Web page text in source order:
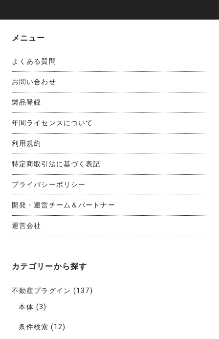
メニュー
よくある質問
お問い合わせ
製品登録
年間ライセンスについて
利用規約
特定商取引法に基づく表記
プライバシーポリシー
開発・運営チーム＆パートナー
運営会社
カテゴリーから探す
不動産プラグイン (137)
本体 (3)
条件検索 (12)